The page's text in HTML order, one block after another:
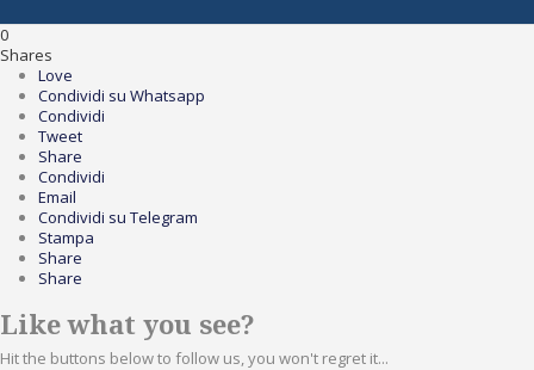
0
Shares
Love
Condividi su Whatsapp
Condividi
Tweet
Share
Condividi
Email
Condividi su Telegram
Stampa
Share
Share
Like what you see?
Hit the buttons below to follow us, you won't regret it...